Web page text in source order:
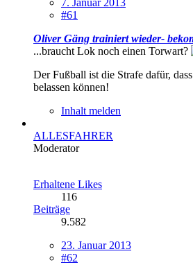
#61
Oliver Gäng trainiert wieder-
...braucht Lok noch einen Torwart?
Der Fußball ist die Strafe dafür,
belassen können!
Inhalt melden
ALLESFAHRER
Moderator
Erhaltene Likes
116
Beiträge
9.582
23. Januar 2013
#62